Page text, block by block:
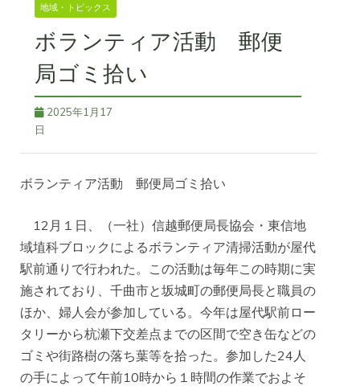
地域・トピックス
ボランティア活動 郵便
局ゴミ拾い
2025年1月17
日
ボランティア活動 郵便局ゴミ拾い
12月１日、（一社）信越郵便局長協会・東信地
域埴科ブロックによるボランティア清掃活動が屋代
駅前通りで行われた。この活動は毎年この時期に実
施されており、千曲市と坂城町の郵便局長と職員の
ほか、婦人会が参加している。今年は屋代駅前ロー
タリーから杭瀬下交差点までの区間で空き缶などの
ゴミや街路樹の落ち葉等を拾った。参加した24人
の手によって午前10時から１時間の作業でおよそ